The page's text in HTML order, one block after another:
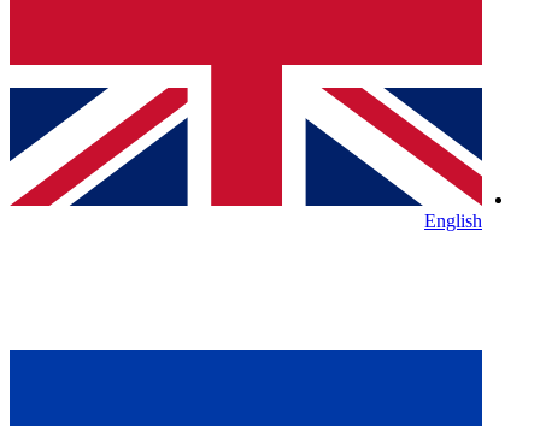
English